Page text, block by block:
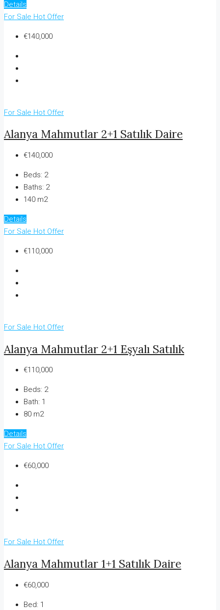
Details
For Sale Hot Offer
€140,000
For Sale Hot Offer
Alanya Mahmutlar 2+1 Satılık Daire
€140,000
Beds: 2
Baths: 2
140 m2
Details
For Sale Hot Offer
€110,000
For Sale Hot Offer
Alanya Mahmutlar 2+1 Eşyalı Satılık
€110,000
Beds: 2
Bath: 1
80 m2
Details
For Sale Hot Offer
€60,000
For Sale Hot Offer
Alanya Mahmutlar 1+1 Satılık Daire
€60,000
Bed: 1